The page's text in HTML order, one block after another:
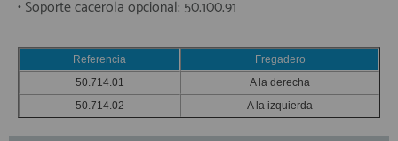
• Soporte cacerola opcional: 50.100.91
Referencia
Fregadero
50.714.01
A la derecha
50.714.02
A la izquierda